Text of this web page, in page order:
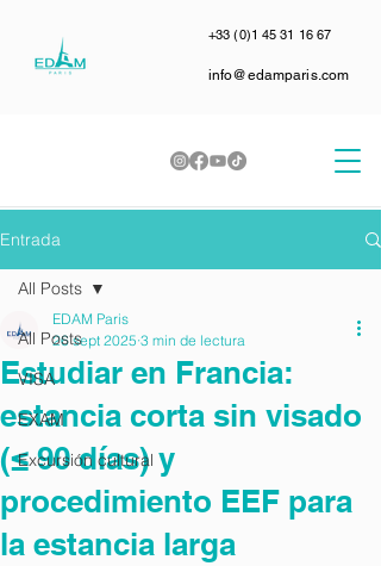
info@edamparis.com
+33 (0)1 45 31 16 67
Entrada
All Posts
VISA
EXAM
Excursión cultural
All Posts
Estudiar en Francia:
estancia corta sin visado
(≤ 90 días) y
procedimiento EEF para
la estancia larga
EDAM Paris
26 sept 2025 3 min de lectura